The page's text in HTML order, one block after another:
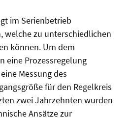
im Serienbetrieb
welche zu unterschiedlichen
können. Um dem
eine Prozessregelung
Messung des
für den Regelkreis
zwei Jahrzehnten wurden
Ansätze zur